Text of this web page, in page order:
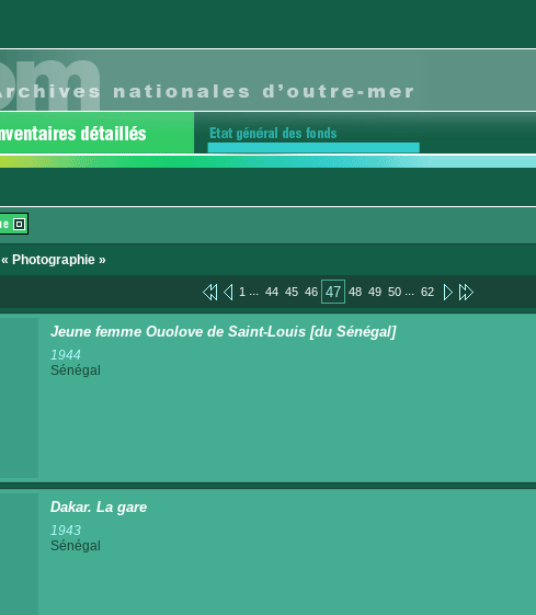
« Photographie »
1 ... 44 45 46 47 48 49 50 ... 62
Jeune femme Ouolove de Saint-Louis [du Sénégal]
1944
Sénégal
Dakar. La gare
1943
Sénégal